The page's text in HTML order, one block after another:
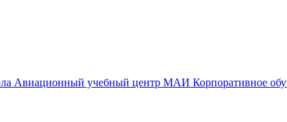
Авиационный учебный центр МАИ Корпоративное